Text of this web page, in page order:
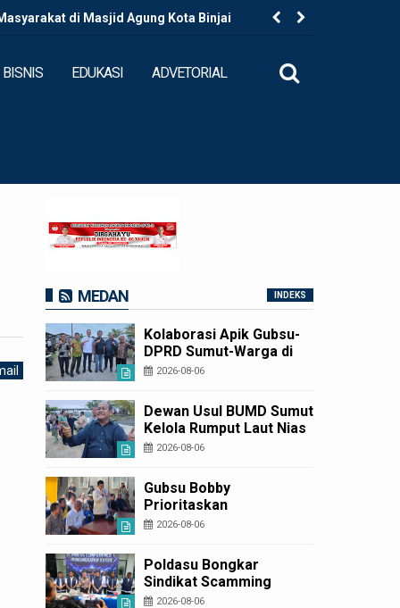
di Masjid Agung Kota Binjai
BISNIS EDUKASI ADVETORIAL
MEDAN INDEKS
Kolaborasi Apik Gubsu-
DPRD Sumut-Warga di
Nias Utara: Jalan Rusak
Diperbaiki
2026-08-06
Dewan Usul BUMD Sumut
Kelola Rumput Laut Nias
Utara dari Hulu ke Hilir
2026-08-06
Gubsu Bobby
Prioritaskan
Infrastruktur Nias Utara,
Ekonomi Mulai Dibenahi
2026-08-06
Poldasu Bongkar
Sindikat Scamming
Internasional di
2026-08-06